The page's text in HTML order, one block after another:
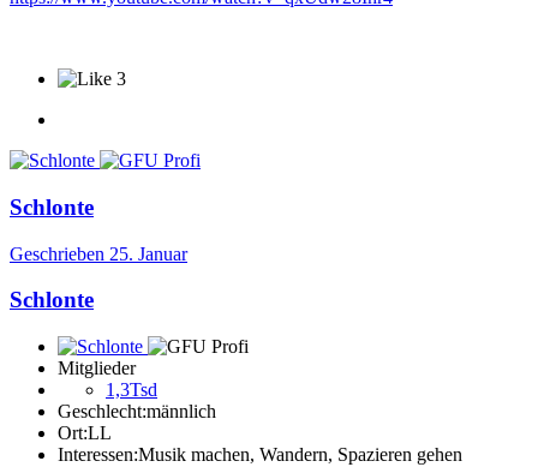
3
Schlonte
Geschrieben 25. Januar
Schlonte
Mitglieder
1,3Tsd
Geschlecht:männlich
Ort:LL
Interessen:Musik machen, Wandern, Spazieren gehen